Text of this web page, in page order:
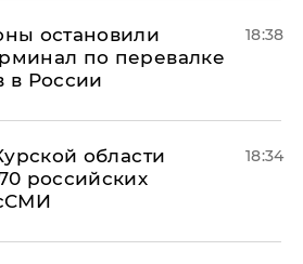
остановили
по перевалке
в России
18:38
области
российских
18:34